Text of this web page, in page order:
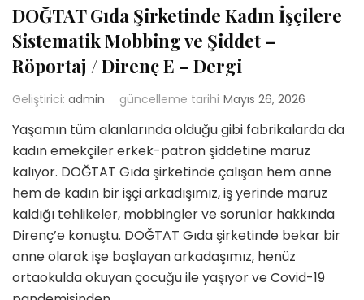
DOĞTAT Gıda Şirketinde Kadın İşçilere
Sistematik Mobbing ve Şiddet –
Röportaj / Direnç E – Dergi
Geliştirici: admin güncelleme tarihi Mayıs 26, 2026
Yaşamın tüm alanlarında olduğu gibi fabrikalarda da
kadın emekçiler erkek-patron şiddetine maruz
kalıyor. DOĞTAT Gıda şirketinde çalışan hem anne
hem de kadın bir işçi arkadışımız, iş yerinde maruz
kaldığı tehlikeler, mobbingler ve sorunlar hakkında
Direnç’e konuştu. DOĞTAT Gıda şirketinde bekar bir
anne olarak işe başlayan arkadaşımız, henüz
ortaokulda okuyan çocuğu ile yaşıyor ve Covid-19